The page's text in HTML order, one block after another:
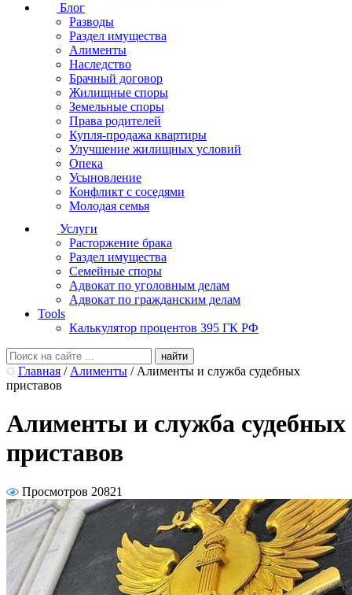
Блог
Разводы
Раздел имущества
Алименты
Наследство
Брачный договор
Жилищные споры
Земельные споры
Права родителей
Купля-продажа квартиры
Улучшение жилищных условий
Опека
Усыновление
Конфликт с соседями
Молодая семья
Услуги
Расторжение брака
Раздел имущества
Семейные споры
Адвокат по уголовным делам
Адвокат по гражданским делам
Tools
Калькулятор процентов 395 ГК РФ
Главная / Алименты / Алименты и служба судебных
приставов
Алименты и служба судебных
приставов
Просмотров 20821